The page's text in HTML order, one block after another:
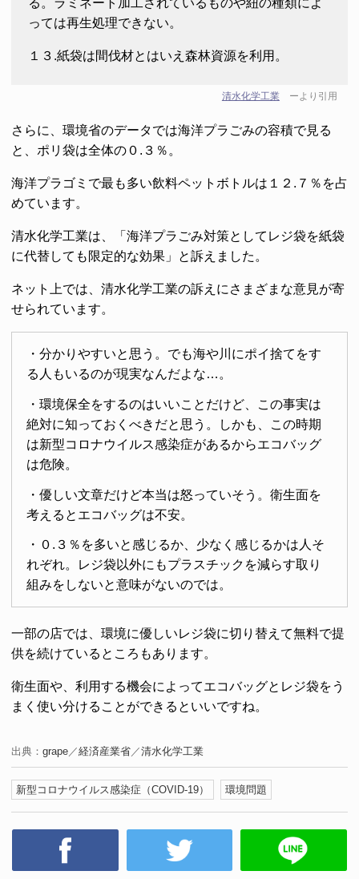
っては再生処理できない。
１３.紙袋は間伐材とはいえ森林資源を利用。
清水化学工業ーより引用
さらに、環境省のデータでは海洋プラごみの容積で見る
と、ポリ袋は全体の０.３％。
海洋プラゴミで最も多い飲料ペットボトルは１２.７％を占
めています。
清水化学工業は、「海洋プラごみ対策としてレジ袋を紙袋
に代替しても限定的な効果」と訴えました。
ネット上では、清水化学工業の訴えにさまざまな意見が寄
せられています。
・分かりやすいと思う。でも海や川にポイ捨てをす
る人もいるのが現実なんだよな…。
・環境保全をするのはいいことだけど、この事実は
絶対に知っておくべきだと思う。しかも、この時期
は新型コロナウイルス感染症があるからエコバッグ
は危険。
・優しい文章だけど本当は怒っていそう。衛生面を
考えるとエコバッグは不安。
・０.３％を多いと感じるか、少なく感じるかは人そ
れぞれ。レジ袋以外にもプラスチックを減らす取り
組みをしないと意味がないのでは。
一部の店では、環境に優しいレジ袋に切り替えて無料で提
供を続けているところもあります。
衛生面や、利用する機会によってエコバッグとレジ袋をう
まく使い分けることができるといいですね。
出典： grape ／経済産業省 ／清水化学工業
新型コロナウイルス感染症（COVID-19） 環境問題